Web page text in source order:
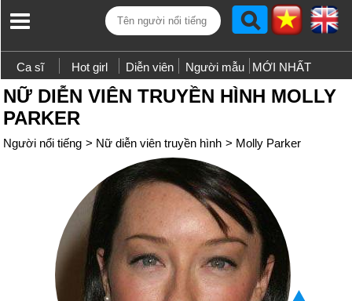
Ca sĩ Hot girl Diễn viên Người mẫu MỚI NHẤT
NỮ DIỄN VIÊN TRUYỀN HÌNH MOLLY
PARKER
Người nổi tiếng > Nữ diễn viên truyền hình > Molly Parker